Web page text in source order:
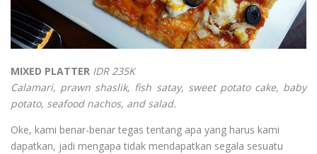
MIXED PLATTER IDR 235K
Calamari, prawn shaslik, fish satay, sweet potato cake, baby
potato, seafood nachos, and salad.
Oke, kami benar-benar tegas tentang apa yang harus kami
dapatkan, jadi mengapa tidak mendapatkan segala sesuatu